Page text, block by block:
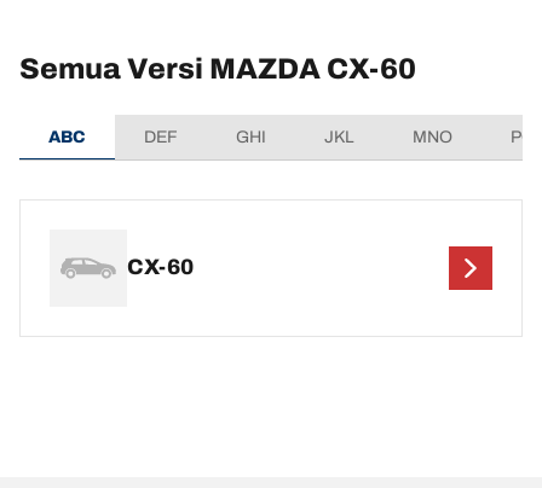
Semua Versi MAZDA CX-60
ABC DEF GHI JKL MNO
CX-60